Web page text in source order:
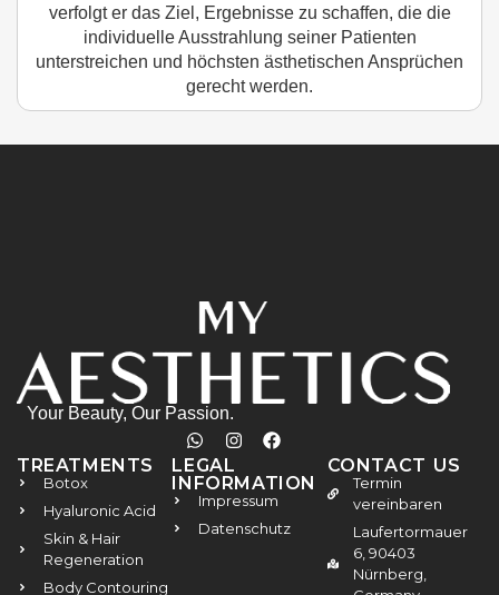
verfolgt er das Ziel, Ergebnisse zu schaffen, die die
individuelle Ausstrahlung seiner Patienten
unterstreichen und höchsten ästhetischen Ansprüchen
gerecht werden.
Your Beauty, Our Passion.
TREATMENTS
Botox
Hyaluronic Acid
Skin & Hair
Regeneration
Body Contouring
LEGAL
INFORMATION
Impressum
Datenschutz
CONTACT US
Termin
vereinbaren
Laufertormauer
6, 90403
Nürnberg,